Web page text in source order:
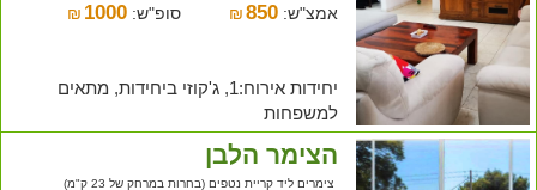
אמצ"ש:
₪850 סופ"ש: ₪ 1000
יחידות אירוח:1, ג'קוזי ביחידות, מתאים
למשפחות
הצימר הלבן
צימרים ליד קריית נטפים (בחרות במרחק של 23 ק"מ)